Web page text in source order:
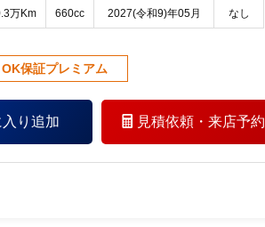
万Km 660cc 2027(令和9)年05月 なし
OK保証プレミアム
り追加 見積依頼・ 来店予約